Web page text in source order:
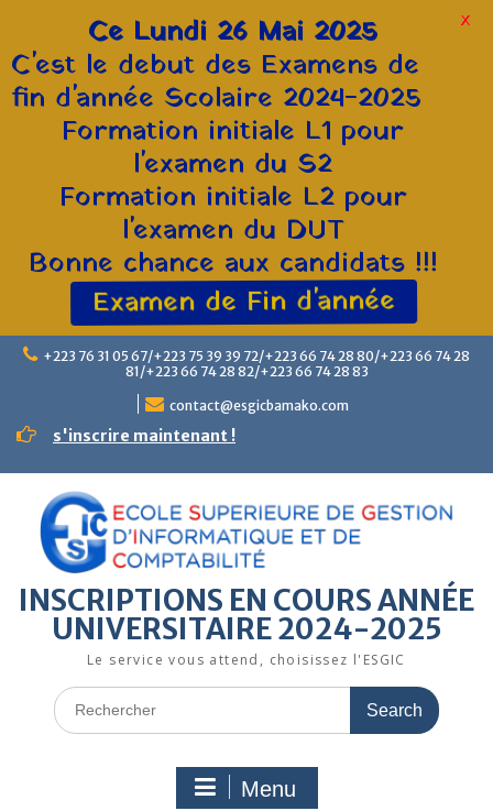
+223 76 31 05 67/+223 75 39 39 72/+223 66 74 28 80/+223 66 74 28
81/+223 66 74 28 82/+223 66 74 28 83
contact@esgicbamako.com
s'inscrire maintenant !
INSCRIPTIONS EN COURS ANNÉE
UNIVERSITAIRE 2024-2025
Le service vous attend, choisissez l'ESGIC
Menu
Ce Lundi 26 Mai 2025
C'est le debut des Examens de
fin d'année Scolaire 2024-2025
Formation initiale L1 pour
l'examen du S2
Formation initiale L2 pour
l'examen du DUT
Bonne chance aux candidats !!!
Examen de Fin d'année
X